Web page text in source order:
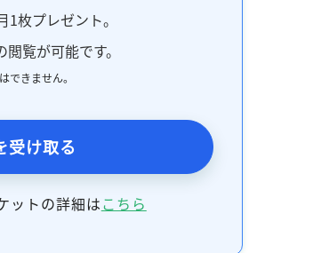
枚プレゼント。
覧が可能です。
きません。
受け取る
ットの詳細はこちら